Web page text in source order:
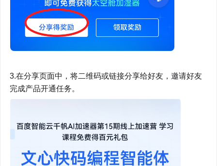
3.在分享页面中，将二维码或链接分享给好友，邀请好友
完成产品开通任务。